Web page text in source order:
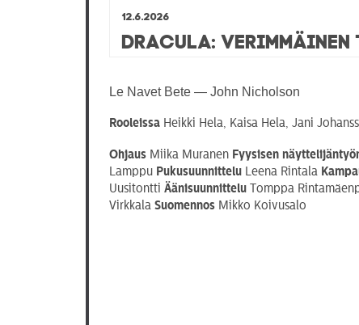
12.6.2026
Dracula:
Le Navet Bete — John Nicholson
RooleissaHeikki Hela, Kaisa Hela, Jani
OhjausMiika Muranen Fyysisen
Lamppu PukusuunnitteluLeena Rintala
Uusitontti ÄänisuunnitteluTomppa
Virkkala SuomennosMikko Koivusalo